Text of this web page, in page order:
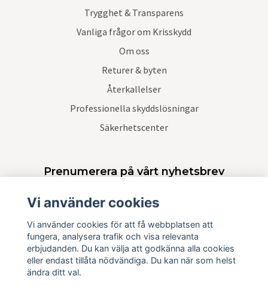
Trygghet & Transparens
Vanliga frågor om Krisskydd
Om oss
Returer & byten
Återkallelser
Professionella skyddslösningar
Säkerhetscenter
Prenumerera på vårt nyhetsbrev
Vi använder cookies
Vi använder cookies för att få webbplatsen att
fungera, analysera trafik och visa relevanta
erbjudanden. Du kan välja att godkänna alla cookies
eller endast tillåta nödvändiga. Du kan när som helst
ändra ditt val.